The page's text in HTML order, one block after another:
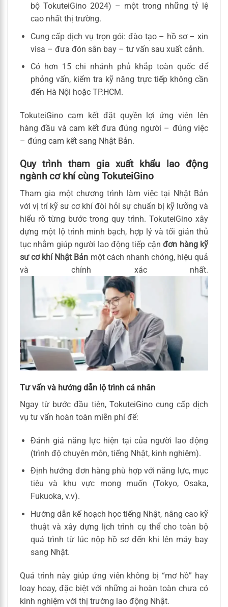
bộ TokuteiGino 2024) – một trong những tỷ lệ
cao nhất thị trường.
Cung cấp dịch vụ trọn gói: đào tạo – hồ sơ – xin
visa – đưa đón sân bay – tư vấn sau xuất cảnh.
Có hơn 15 chi nhánh phủ khắp toàn quốc để
phỏng vấn, kiểm tra kỹ năng trực tiếp không cần
đến Hà Nội hoặc TP.HCM.
TokuteiGino cam kết đặt quyền lợi ứng viên lên
hàng đầu và cam kết đưa đúng người – đúng việc
– đúng cam kết sang Nhật Bản.
Quy trình tham gia xuất khẩu lao động
ngành cơ khí cùng TokuteiGino
Tham gia một chương trình làm việc tại Nhật Bản
với vị trí kỹ sư cơ khí đòi hỏi sự chuẩn bị kỹ lưỡng và
hiểu rõ từng bước trong quy trình. TokuteiGino xây
dựng một lộ trình minh bạch, hợp lý và tối giản thủ
tục nhằm giúp người lao động tiếp cậnđơn hàng kỹ
sư cơ khí Nhật Bản một cách nhanh chóng, hiệu quả
và chính xác nhất.
Tư vấn và hướng dẫn lộ trình cá nhân
Ngay từ bước đầu tiên, TokuteiGino cung cấp dịch
vụ tư vấn hoàn toàn miễn phí để:
Đánh giá năng lực hiện tại của người lao động
(trình độ chuyên môn, tiếng Nhật, kinh nghiệm).
Định hướng đơn hàng phù hợp với năng lực, mục
tiêu và khu vực mong muốn (Tokyo, Osaka,
Fukuoka, v.v).
Hướng dẫn kế hoạch học tiếng Nhật, nâng cao kỹ
thuật và xây dựng lịch trình cụ thể cho toàn bộ
quá trình từ lúc nộp hồ sơ đến khi lên máy bay
sang Nhật.
Quá trình này giúp ứng viên không bị “mơ hồ” hay
loay hoay, đặc biệt với những ai hoàn toàn chưa có
kinh nghiệm với thị trường lao động Nhật.